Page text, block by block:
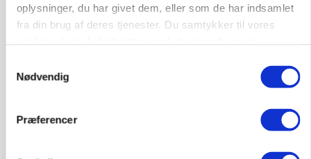
oplysninger, du har givet dem, eller som de har indsamlet
fra din brug af deres tjenester. Du samtykker til vores
Nødvendig
Præferencer
Grambogård får oksekød på menuen hos
københavnsk restaurantkæde